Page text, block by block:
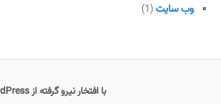
وب سایت(1)
با افتخار نیرو گرفته از WordPress